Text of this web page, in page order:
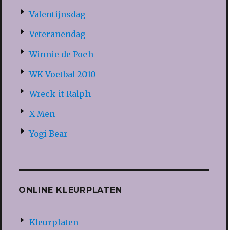
Valentijnsdag
Veteranendag
Winnie de Poeh
WK Voetbal 2010
Wreck-it Ralph
X-Men
Yogi Bear
ONLINE KLEURPLATEN
Kleurplaten